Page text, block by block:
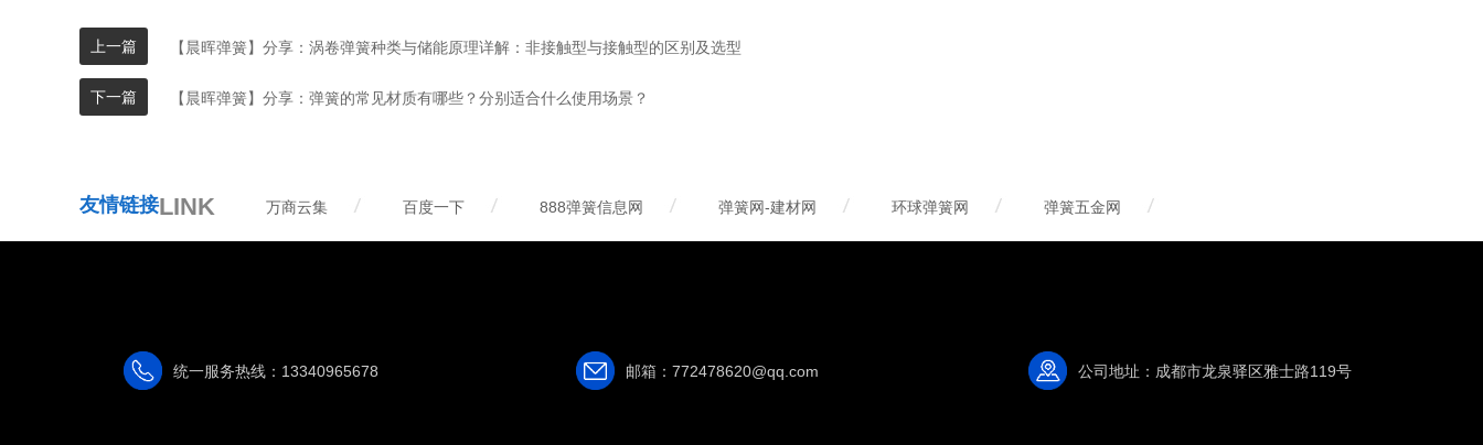
上一篇 【晨晖弹簧】分享：涡卷弹簧种类与储能原理详解：非接触型与接触型的区别及选型
下一篇 【晨晖弹簧】分享：弹簧的常见材质有哪些？分别适合什么使用场景？
友情链接LINK 万商云集 百度一下 888弹簧信息网 弹簧网-建材网 环球弹簧网 弹簧五金网
统一服务热线：13340965678 邮箱：772478620@qq.com 公司地址：成都市龙泉驿区雅士路119号